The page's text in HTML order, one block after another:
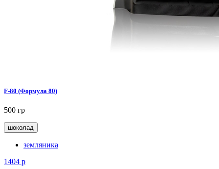
F-80 (Формула 80)
500 гр
шоколад
земляника
1404 р